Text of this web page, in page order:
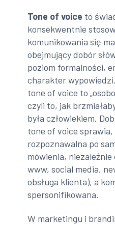
Tone of voice to
konsekwentnie
komunikowania się
obejmujący dobór
poziom formalności,
charakter
tone of voice to
czyli to, jak
była człowiekiem.
tone of voice sprawia,
rozpoznawalna po
mówienia, niezależnie
www, social media,
obsługa klienta), a
spersonifikowana.
W marketingu i